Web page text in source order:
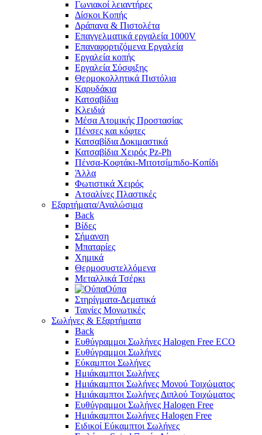
Γωνιακοί λειαντήρες
Δίσκοι Κοπής
Δράπανα & Πιστολέτα
Επαγγελματικά εργαλεία 1000V
Επαναφορτιζόμενα Εργαλεία
Εργαλεία κοπής
Εργαλεία Σύσφιξης
Θερμοκολλητικά Πιστόλια
Καρυδάκια
Κατσαβίδια
Κλειδιά
Μέσα Ατομικής Προστασίας
Πένσες και κόφτες
Κατσαβίδια Δοκιμαστικά
Κατσαβίδια Χειρός Pz-Ph
Πένσα-Κοφτάκι-Μιτοτσίμπιδο-Κοπίδι
Άλλα
Φωτιστικά Χειρός
Ατσαλίνες Πλαστικές
Εξαρτήματα/Αναλώσιμα
Back
Βίδες
Σήμανση
Μπαταρίες
Χημικά
Θερμοσυστελλόμενα
Μεταλλικά Τσέρκι
Ούπα
Στηρίγματα-Δεματικά
Ταινίες Μονωτικές
Σωλήνες & Εξαρτήματα
Back
Ευθύγραμμοι Σωλήνες Halogen Free ECO
Ευθύγραμμοι Σωλήνες
Εύκαμπτοι Σωλήνες
Ημιάκαμπτοι Σωλήνες
Ημιάκαμπτοι Σωλήνες Μονού Τοιχώματος
Ημιάκαμπτοι Σωλήνες Διπλού Τοιχώματος
Ευθύγραμμοι Σωλήνες Halogen Free
Ημιάκαμπτοι Σωλήνες Halogen Free
Ειδικοί Εύκαμπτοι Σωλήνες